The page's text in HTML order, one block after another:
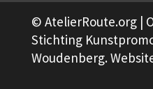
© AtelierRoute.org |
Stichting
Woudenberg.